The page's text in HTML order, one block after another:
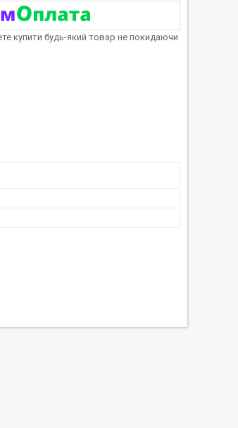
купити будь-який товар не покидаючи